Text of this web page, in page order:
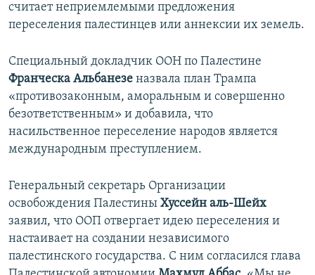
считает неприемлемыми предложения
переселения палестинцев или аннексии их земель.
Специальный докладчик ООН по Палестине
Франческа Альбанезе назвала план Трампа
«противозаконным, аморальным и совершенно
безответственным» и добавила, что
насильственное переселение народов является
международным преступлением.
Генеральный секретарь Организации
освобождения Палестины Хуссейн аль-Шейх
заявил, что ООП отвергает идею переселения и
настаивает на создании независимого
палестинского государства. С ним согласился глава